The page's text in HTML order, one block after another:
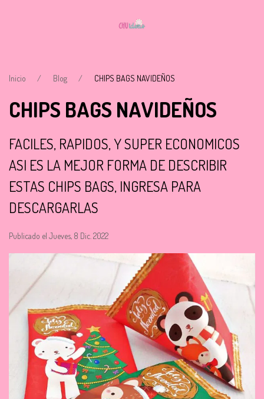
Inicio Blog CHIPS BAGS NAVIDEÑOS
CHIPS BAGS NAVIDEÑOS
FACILES, RAPIDOS, Y SUPER ECONOMICOS
ASI ES LA MEJOR FORMA DE DESCRIBIR
ESTAS CHIPS BAGS, INGRESA PARA
DESCARGARLAS
Publicado el Jueves, 8 Dic. 2022